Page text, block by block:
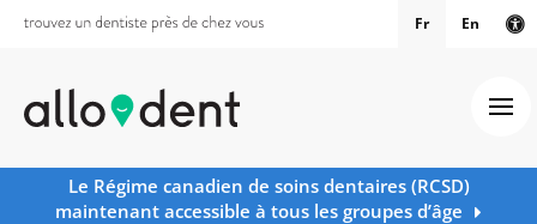
Fr En
Le Régime canadien de soins dentaires (RCSD)
maintenant accessible à tous les groupes d’âge